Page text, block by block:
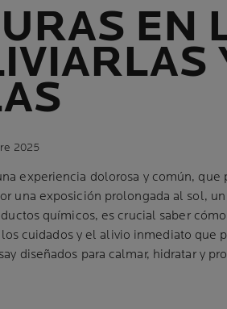
EN
2025
experiencia dolorosa y común,
una exposición prolongada al sol,
químicos, es crucial saber
cuidados y el alivio inmediato que
diseñados para calmar, hidratar y